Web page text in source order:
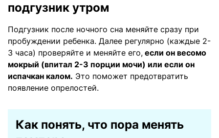
подгузник утром
Подгузник после ночного сна меняйте сразу при
пробуждении ребенка. Далее регулярно (каждые 2-
3 часа) проверяйте и меняйте его, если он весомо
мокрый (впитал 2-3 порции мочи) или если он
испачкан калом. Это поможет предотвратить
появление опрелостей.
Как понять, что пора менять